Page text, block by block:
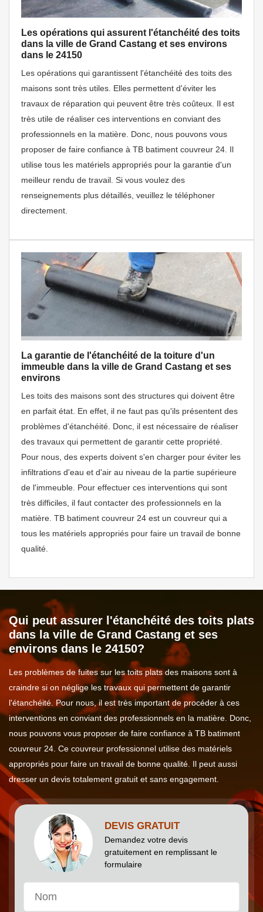
Les opérations qui assurent l'étanchéité des toits
dans la ville de Grand Castang et ses environs
dans le 24150
Les opérations qui garantissent l'étanchéité des toits des
maisons sont très utiles. Elles permettent d'éviter les
travaux de réparation qui peuvent être très coûteux. Il est
très utile de réaliser ces interventions en conviant des
professionnels en la matière. Donc, nous pouvons vous
proposer de faire confiance à TB batiment couvreur 24. Il
utilise tous les matériels appropriés pour la garantie d'un
meilleur rendu de travail. Si vous voulez des
renseignements plus détaillés, veuillez le téléphoner
directement.
La garantie de l'étanchéité de la toiture d'un
immeuble dans la ville de Grand Castang et ses
environs
Les toits des maisons sont des structures qui doivent être
en parfait état. En effet, il ne faut pas qu'ils présentent des
problèmes d'étanchéité. Donc, il est nécessaire de réaliser
des travaux qui permettent de garantir cette propriété.
Pour nous, des experts doivent s'en charger pour éviter les
infiltrations d'eau et d'air au niveau de la partie supérieure
de l'immeuble. Pour effectuer ces interventions qui sont
très difficiles, il faut contacter des professionnels en la
matière. TB batiment couvreur 24 est un couvreur qui a
tous les matériels appropriés pour faire un travail de bonne
qualité.
Qui peut assurer l'étanchéité des toits plats
dans la ville de Grand Castang et ses
environs dans le 24150?
Les problèmes de fuites sur les toits plats des maisons sont à
craindre si on néglige les travaux qui permettent de garantir
l'étanchéité. Pour nous, il est très important de procéder à ces
interventions en conviant des professionnels en la matière. Donc,
nous pouvons vous proposer de faire confiance à TB batiment
couvreur 24. Ce couvreur professionnel utilise des matériels
appropriés pour faire un travail de bonne qualité. Il peut aussi
dresser un devis totalement gratuit et sans engagement.
DEVIS GRATUIT
Demandez votre devis
gratuitement en remplissant le
formulaire